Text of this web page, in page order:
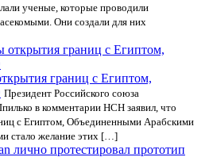
ученые, которые проводили
Они создали для них
границ с Египтом,
Президент Российского союза
в комментарии НСН заявил, что
с Египтом, Объединенными Арабскими
стало желание этих […]